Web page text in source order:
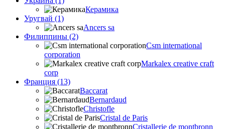
Керамика
Уругвай (1)
Ancers sa
Филиппины (2)
Csm international
corporation
Markalex creative craft
corp
Франция (13)
Baccarat
Bernardaud
Christofle
Cristal de Paris
Cristallerie de montbronn